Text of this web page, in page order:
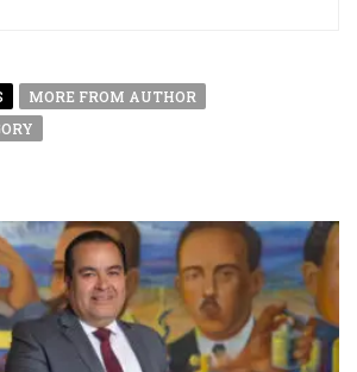
MORE FROM AUTHOR